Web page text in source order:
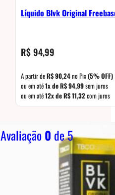
Líquido Blvk Original
R$94,99
A partir deR$90,24no Pix(5% OFF)
ou em até1x deR$94,99sem juros
ou em até12x deR$11,32com juros
Avaliação0 de 5